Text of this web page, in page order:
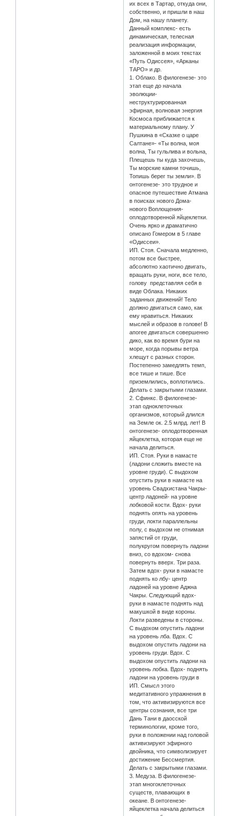
их всех в Тартар, откуда они,
собственно, и пришли в наш
Дом, на нашу планету.
Данный комплекс- есть
динамическая, телесная
реализация информации,
заложенной в моих текстах
«Путь Одиссея», «Арканы
ТАРО» и др.
1. Облако. В филогенезе- это
этап еще до начала
эволюции-
неструктурированная
эфирная, волновая энергия
Космоса приближается к
материальному плану. У
Пушкина в «Сказке о царе
Салтане»- «Ты волна, моя
волна, Ты гульлива и вольна,
Плещешь ты куда захочешь,
Ты морские камни точишь,
Топишь берег ты земли». В
онтогенезе- это трудное и
опасное путешествие Атмана
в поисках нового Дома-
нового Воплощения-
оплодотворенной яйцеклетки.
Очень ярко и драматично
описано Гомером в 5 главе
«Одиссеи».
ИП. Стоя. Сначала медленно,
потом все быстрее,
абсолютно хаотично двигать,
вращать руки, ноги, все тело,
голову представляя себя в
виде Облака. Никаких
заданных движений! Тело
должно двигаться само, как
ему нравиться. Никаких
мыслей и образов в голове! В
апогее двигаться совершенно
дико, как во время бури на
море, когда порывы ветра
хлещут с разных сторон.
Постепенно замедлять темп,
все тише и тише. Все
приземлились, воплотились.
Делать с закрытыми глазами.
2. Сфинкс. В филогенезе-
этап одноклеточных
организмов, который длился
на Земле ок. 2.5 млрд. лет! В
онтогенезе- оплодотворенная
яйцеклетка, которая еще не
начала делиться.
ИП. Стоя. Руки в намасте
(ладони сложить вместе на
уровне груди). С выдохом
опустить руки в намасте на
уровень Свадхистана Чакры-
центр ладоней- на уровне
лобковой кости. Вдох- руки
поднять опять на уровень
груди, локти параллельны
полу, с выдохом не отнимая
запястий от груди,
полукругом повернуть ладони
вниз, со вдохом- снова
повернуть вверх. Три раза.
Затем вдох- руки в намасте
поднять ко лбу- центр
ладоней на уровне Аджна
Чакры. Следующий вдох-
руки в намасте поднять над
макушкой в виде короны.
Локти разведены в стороны.
С выдохом опустить ладони
на уровень лба. Вдох. С
выдохом опустить ладони на
уровень груди. Вдох. С
выдохом опустить ладони на
уровень лобка. Вдох- поднять
ладони на уровень груди в
ИП. Смысл этого
медитативного упражнения в
том, что активизируются все
центры сознания, все три
Дань Тани в даосской
терминологии, кроме того,
руки в положении над головой
активизируют эфирного
двойника, что символизирует
достижение Бессмертия.
Делать с закрытыми глазами.
3. Медуза. В филогенезе-
этап многоклеточных
существ, плавающих в
океане. В онтогенезе-
яйцеклетка начала делиться